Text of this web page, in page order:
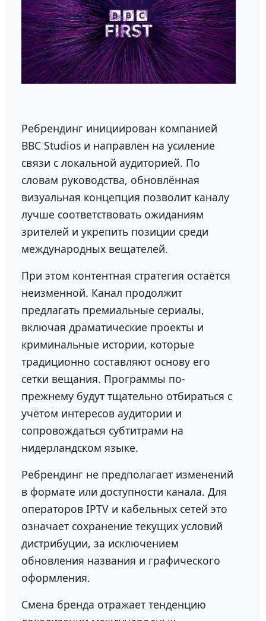
Ребрендинг инициирован компанией
BBC Studios и направлен на усиление
связи с локальной аудиторией. По
словам руководства, обновлённая
визуальная концепция позволит каналу
лучше соответствовать ожиданиям
зрителей и укрепить позиции среди
международных вещателей.
При этом контентная стратегия остаётся
неизменной. Канал продолжит
предлагать премиальные сериалы,
включая драматические проекты и
криминальные истории, которые
традиционно составляют основу его
сетки вещания. Программы по-
прежнему будут тщательно отбираться с
учётом интересов аудитории и
сопровождаться субтитрами на
нидерландском языке.
Ребрендинг не предполагает изменений
в формате или доступности канала. Для
операторов IPTV и кабельных сетей это
означает сохранение текущих условий
дистрибуции, за исключением
обновления названия и графического
оформления.
Смена бренда отражает тенденцию